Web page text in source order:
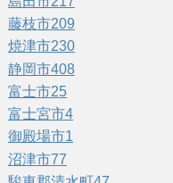
藤枝市209
焼津市230
静岡市408
富士市25
富士宮市4
御殿場市1
沼津市77